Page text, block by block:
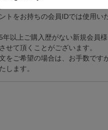
トをお持ちの会員IDでは使用い
以上ご購入歴がない新規会員
せて頂くことがございます。
をご希望の場合は、お手数です
します。